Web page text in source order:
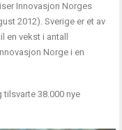
Innovasjon Norges
2012). Sverige er et av
vekst i antall
Norge i en
38.000 nye